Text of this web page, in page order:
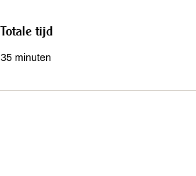
Totale tijd
35 minuten